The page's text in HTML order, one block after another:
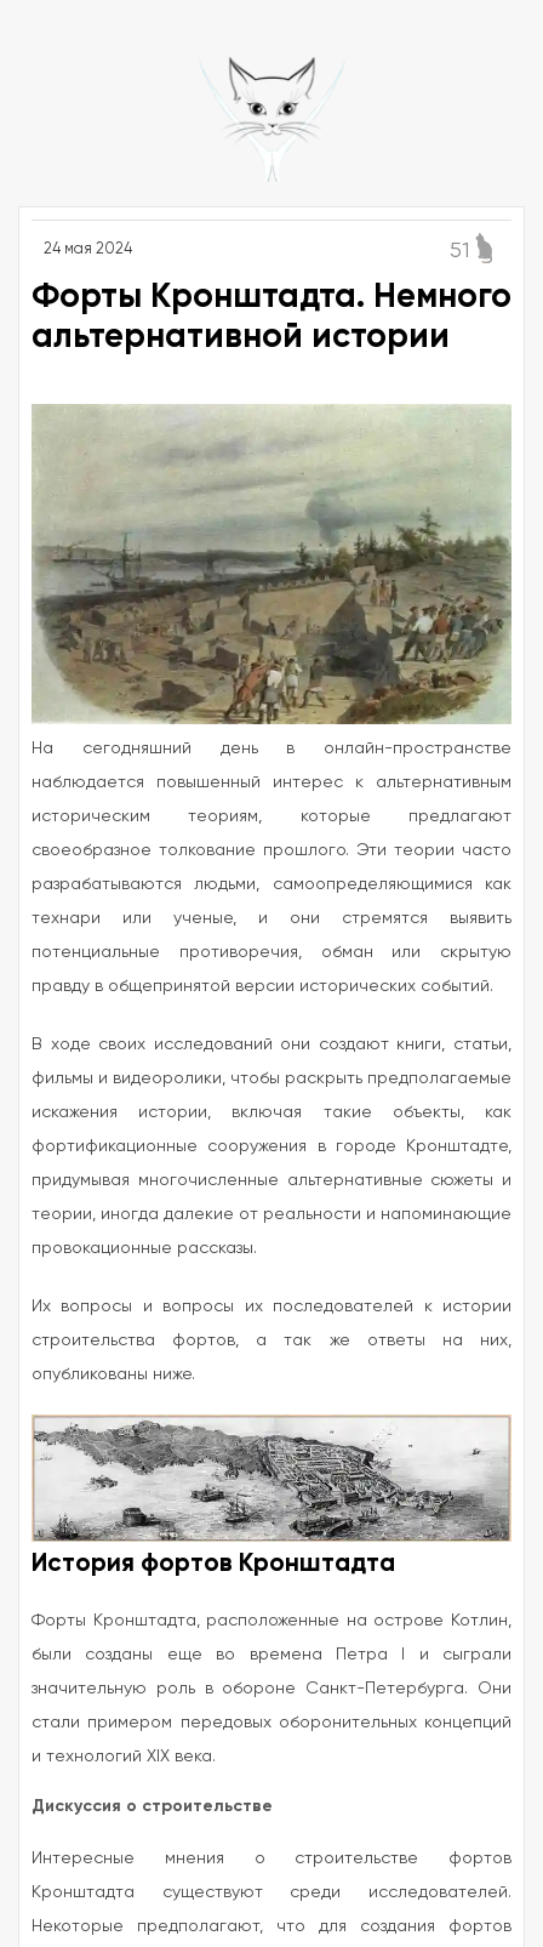
24 мая 2024 51
Форты Кронштадта. Немного
альтернативной истории
На сегодняшний день в онлайн-пространстве
наблюдается повышенный интерес к альтернативным
историческим теориям, которые предлагают
своеобразное толкование прошлого. Эти теории часто
разрабатываются людьми, самоопределяющимися как
технари или ученые, и они стремятся выявить
потенциальные противоречия, обман или скрытую
правду в общепринятой версии исторических событий.
В ходе своих исследований они создают книги, статьи,
фильмы и видеоролики, чтобы раскрыть предполагаемые
искажения истории, включая такие объекты, как
фортификационные сооружения в городе Кронштадте,
придумывая многочисленные альтернативные сюжеты и
теории, иногда далекие от реальности и напоминающие
провокационные рассказы.
Их вопросы и вопросы их последователей к истории
строительства фортов, а так же ответы на них,
опубликованы ниже.
История фортов Кронштадта
Форты Кронштадта, расположенные на острове Котлин,
были созданы еще во времена Петра I и сыграли
значительную роль в обороне Санкт-Петербурга. Они
стали примером передовых оборонительных концепций
и технологий XIX века.
Дискуссия о строительстве
Интересные мнения о строительстве фортов
Кронштадта существуют среди исследователей.
Некоторые предполагают, что для создания фортов